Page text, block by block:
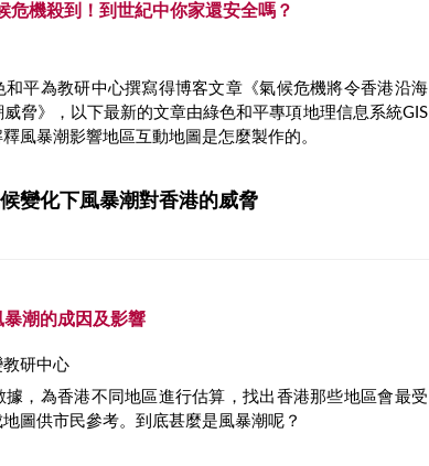
危機殺到！到世紀中你家還安全嗎？
平為教研中心撰寫得博客文章《氣候危機將令香港沿海
脅》，以下最新的文章由綠色和平專項地理信息系統GIS
風暴潮影響地區互動地圖是怎麼製作的。
變化下風暴潮對香港的威脅
潮的成因及影響
研中心
，為香港不同地區進行估算，找出香港那些地區會最受
圖供市民參考。到底甚麼是風暴潮呢？